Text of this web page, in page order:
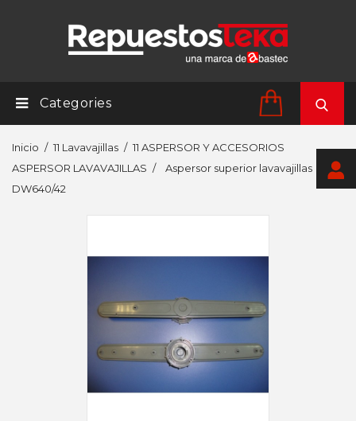
Categories
Inicio 11 Lavavajillas
11 ASPERSOR Y ACCESORIOS
ASPERSOR LAVAVAJILLAS
Aspersor superior lavavajillas
DW640/42